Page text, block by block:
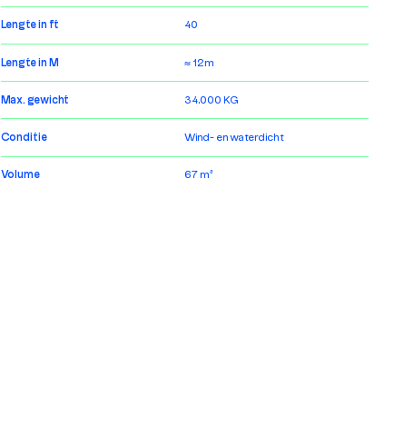
Lengte in ft 40
Lengte in M ≈ 12m
Max. gewicht 34.000 KG
Conditie Wind- en waterdicht
Volume 67 m³